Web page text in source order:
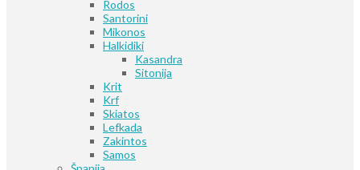
Rodos
Santorini
Mikonos
Halkidiki
Kasandra
Sitonija
Krit
Krf
Skiatos
Lefkada
Zakintos
Samos